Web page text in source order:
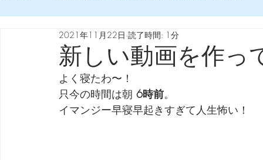
弦交換の記録 DTM 始める 知っておきたいコト
Imanjy Studio 使われているモノ
新しい動画を作っ
2021年11月22日 読了時間: 1分
よく寝たわ〜！
只今の時間は朝 6時前。
イマンジー早寝早起きすぎて人生怖い！